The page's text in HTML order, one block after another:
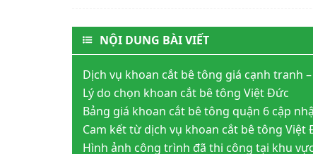
NỘI DUNG BÀI VIẾT
Dịch vụ khoan cắt bê tông giá cạnh tranh
Lý do chọn khoan cắt bê tông Việt Đức
Bảng giá khoan cắt bê tông quận 6 cập
Cam kết từ dịch vụ khoan cắt bê tông Việt
Hình ảnh công trình đã thi công tại khu